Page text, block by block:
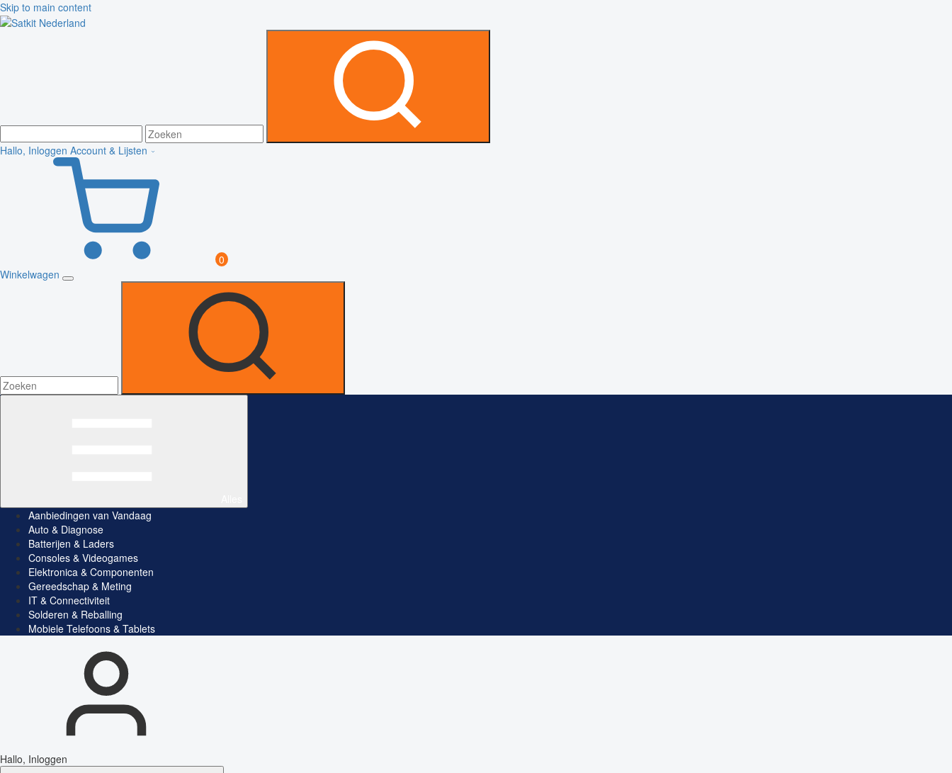
Skip to main content
Hallo, Inloggen Account & Lijsten
0
Winkelwagen
Aanbiedingen van Vandaag
Auto & Diagnose
Batterijen & Laders
Consoles & Videogames
Elektronica & Componenten
Gereedschap & Meting
IT & Connectiviteit
Solderen & Reballing
Mobiele Telefoons & Tablets
Hallo, Inloggen